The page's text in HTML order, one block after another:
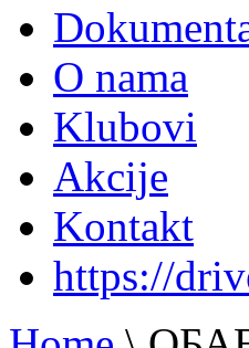
O nama
Klubovi
Akcije
Kontakt
https://